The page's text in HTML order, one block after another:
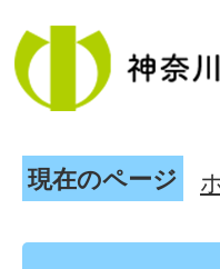
現在のページ